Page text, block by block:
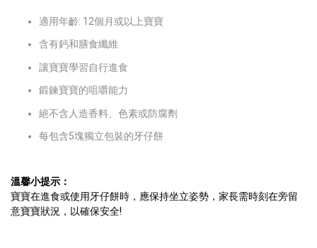
適用年齡: 12個月或以上寶寶
含有鈣和膳食纖維
讓寶寶學習自行進食
鍛鍊寶寶的咀嚼能力
絕不含人造香料、色素或防腐劑
每包含5塊獨立包裝的牙仔餅
溫馨小提示：
寶寶在進食或使用牙仔餅時，應保持坐立姿勢，家長需時刻在旁留
意寶寶狀況，以確保安全!